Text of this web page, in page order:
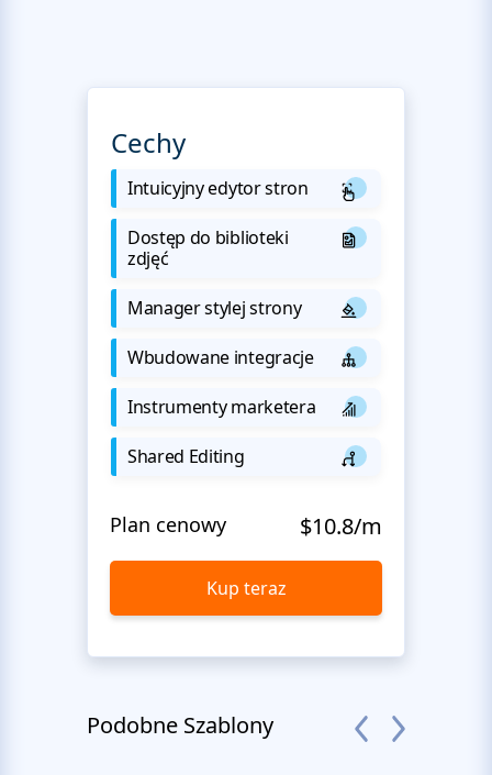
Cechy
Intuicyjny edytor stron
Dostęp do biblioteki
zdjęć
Manager stylej strony
Wbudowane integracje
Instrumenty marketera
Shared Editing
Plan cenowy $10.8/m
Kup teraz
Podobne Szablony